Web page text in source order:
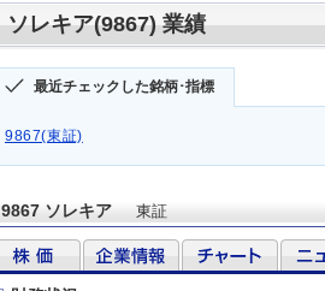
ソレキア(9867) 業績
最近チェックした銘柄･指標
9867(東証)
9867 ソレキア 東証